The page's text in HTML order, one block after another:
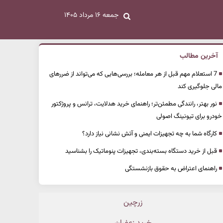
جمعه ۱۶ مرداد ۱۴۰۵
آخرین مطالب
7 استعلام مهم قبل از هر معامله؛ بررسی‌هایی که می‌تواند از ضررهای
مالی جلوگیری کند
نور بهتر، رانندگی مطمئن‌تر؛ راهنمای خرید هدلایت، ترانس و پروژکتور
خودرو برای تیونینگ اصولی
کارگاه شما به چه تجهیزات ایمنی و آتش نشانی نیاز دارد؟
قبل از خرید دستگاه بسته‌بندی، تجهیزات پنوماتیک را بشناسید
راهنمای اعتراض به حقوق بازنشستگی
زرچین